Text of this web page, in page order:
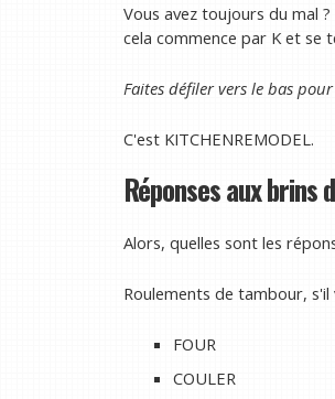
Vous avez toujours du mal
cela commence par K et se
Faites défiler vers le bas
C'est KITCHENREMODEL.
Réponses aux brins
Alors, quelles sont les
Roulements de tambour,
FOUR
COULER